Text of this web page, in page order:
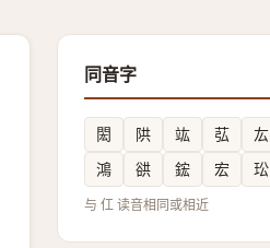
同音字
閎 䧆 竑 苰 厷
鴻
谼 鋐 宏 玜
与 仜 读音相同或相近